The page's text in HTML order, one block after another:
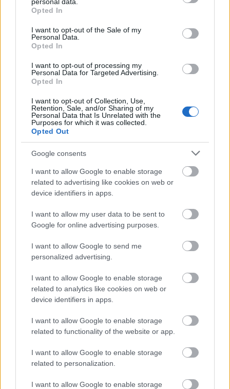
grant or deny consent to Google and its third-party tags to
use your data for below specified purposes in below Google
consent section.
Opted In
I want to opt-out of the Sale of my
Personal Data.
Opted In
I want to opt-out of processing my
Personal Data for Targeted Advertising.
Opted In
I want to opt-out of Collection, Use,
Retention, Sale, and/or Sharing of my
Personal Data that Is Unrelated with the
Purposes for which it was collected.
Opted Out
Google consents
I want to allow Google to enable storage
related to advertising like cookies on web or
device identifiers in apps.
I want to allow my user data to be sent to
Google for online advertising purposes.
I want to allow Google to send me
personalized advertising.
I want to allow Google to enable storage
related to analytics like cookies on web or
device identifiers in apps.
I want to allow Google to enable storage
related to functionality of the website or app.
I want to allow Google to enable storage
related to personalization.
I want to allow Google to enable storage
MIÚJSÁG
Rögös utam az ideális hozzátáplálási
módszer felfedezéséig - Három
gyerek, három út
2019. augusztus 24.
Van az a mondás, hogy az ember az első gyereknél
még sterilizálja a cumikat, aztán a másodiknál
leöblíti a csapnál, majd a harmadiknál már csak
MIÚJSÁG
7 étel, amit ne tárolj a hűtőben, mert
csak rosszat teszel vele